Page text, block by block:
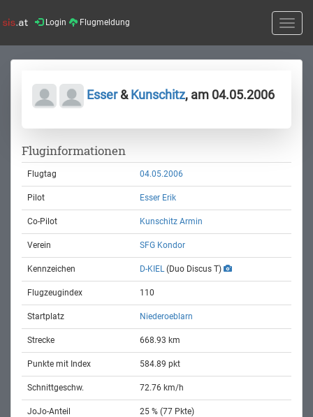
Login Flugmeldung
Toggle
Esser&Kunschitz, am 04.05.2006
Fluginformationen
Flugtag 04.05.2006
Pilot Esser Erik
Co-Pilot Kunschitz Armin
Verein SFG Kondor
Kennzeichen D-KIEL(Duo Discus T)
Flugzeugindex 110
Startplatz Niederoeblarn
Strecke 668.93 km
Punkte mit Index 584.89 pkt
Schnittgeschw. 72.76 km/h
JoJo-Anteil 25 % (77 Pkte)